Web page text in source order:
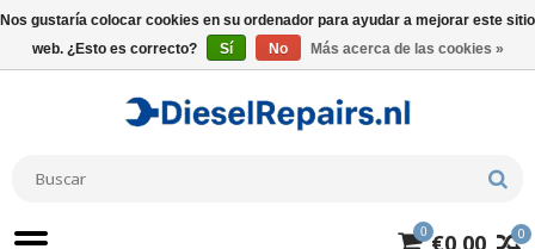
0
0 €0,00
Nos gustaría colocar cookies en su ordenador para ayudar a mejorar este sitio
web. ¿Esto es correcto?
Sí No Más acerca de las cookies »